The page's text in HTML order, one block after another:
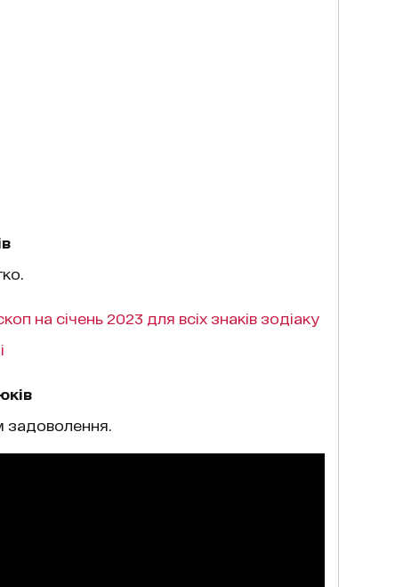
на січень 2023 для всіх знаків зодіаку